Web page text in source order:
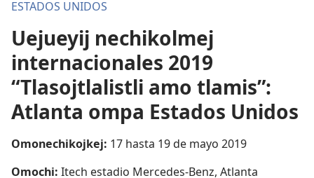
ESTADOS UNIDOS
Uejueyij nechikolmej
internacionales 2019
“Tlasojtlalistli amo tlamis”:
Atlanta ompa Estados Unidos
Omonechikojkej: 17 hasta 19 de mayo 2019
Omochi: Itech estadio Mercedes-Benz, Atlanta